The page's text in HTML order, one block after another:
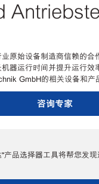
原始设备制造商信赖的合
器运行时间并提升运行效
GmbH的相关设备和产
咨询专家
产品选择器工具将帮您发